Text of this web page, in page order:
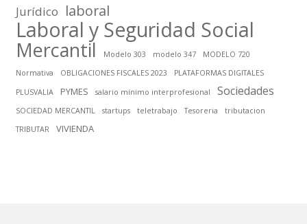
Jurídico laboral
Laboral y Seguridad Social
Mercantil Modelo 303 modelo 347
MODELO 720
Normativa
OBLIGACIONES FISCALES 2023
PLATAFORMAS DIGITALES
PLUSVALIA
PYMES salario mínimo interprofesional Sociedades
SOCIEDAD MERCANTIL startups teletrabajo Tesoreria
tributacion
TRIBUTAR
VIVIENDA